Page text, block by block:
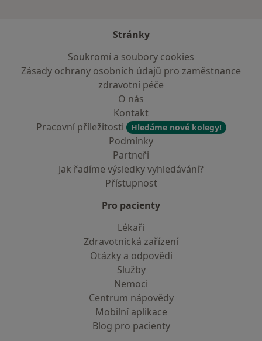
Stránky
Soukromí a soubory cookies
Zásady ochrany osobních údajů pro zaměstnance
zdravotní péče
O nás
Kontakt
Pracovní příležitosti
Hledáme nové kolegy!
Podmínky
Partneři
Jak řadíme výsledky vyhledávání?
Přístupnost
Pro pacienty
Lékaři
Zdravotnická zařízení
Otázky a odpovědi
Služby
Nemoci
Centrum nápovědy
Mobilní aplikace
Blog pro pacienty